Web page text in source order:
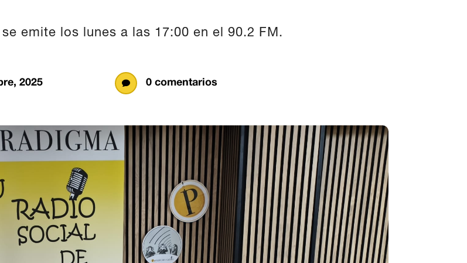
emite los lunes a las 17:00 en el 90.2 FM.
2025  0 comentarios